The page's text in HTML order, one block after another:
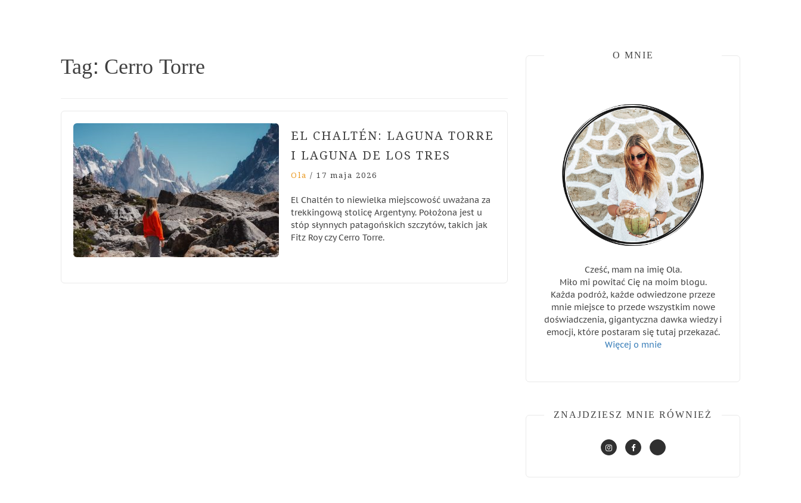
Tag: Cerro Torre
EL CHALTÉN: LAGUNA TORRE
I LAGUNA DE LOS TRES
Ola / 17 maja 2026
El Chaltén to niewielka miejscowość uważana za
trekkingową stolicę Argentyny. Położona jest u
stóp słynnych patagońskich szczytów, takich jak
Fitz Roy czy Cerro Torre.
O MNIE
Cześć, mam na imię Ola.
Miło mi powitać Cię na moim blogu.
Każda podróż, każde odwiedzone przeze
mnie miejsce to przede wszystkim nowe
doświadczenia, gigantyczna dawka wiedzy i
emocji, które postaram się tutaj przekazać.
Więcej o mnie
ZNAJDZIESZ MNIE RÓWNIEŻ